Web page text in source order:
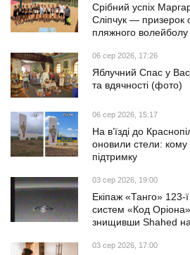
Срібний успіх
Сліпчук — призерок
пляжного
06 сер 2026, 17:26
Яблучний Спас у
та вдячності (фото)
06 сер 2026, 15:17
На в’їзді до
оновили стели: кому
підтримку
03 сер 2026, 19:00
Екіпаж «Танго» 123-
систем «Код
знищивши Shahed на
03 сер 2026, 17:00